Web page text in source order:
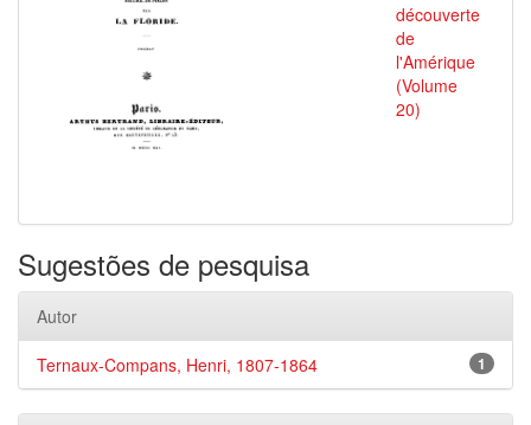
découverte
de
l'Amérique
(Volume
20)
Sugestões de pesquisa
Autor
1
Ternaux-Compans, Henri, 1807-1864